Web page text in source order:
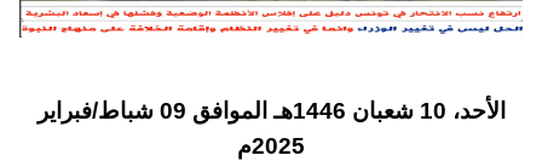
الأحد، 10 شعبان 1446هـ الموافق 09 شباط/فبراير
2025م